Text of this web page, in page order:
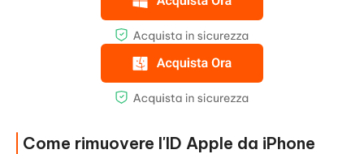
Come rimuovere l'ID Apple da iPhone